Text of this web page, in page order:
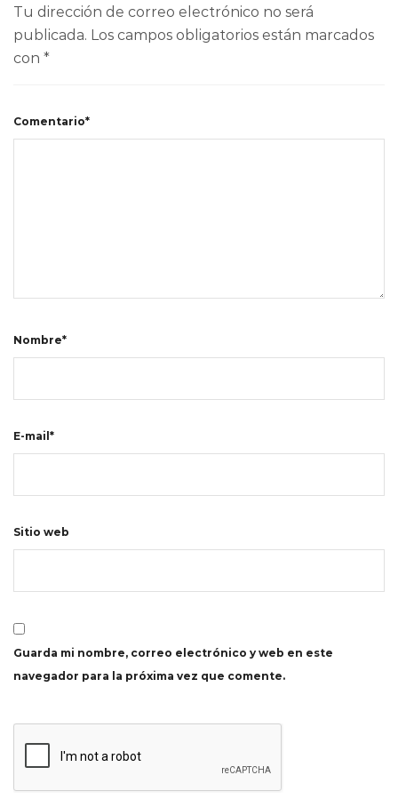
Tu dirección de correo electrónico no será
publicada. Los campos obligatorios están marcados
con *
Comentario*
Nombre*
E-mail*
Sitio web
Guarda mi nombre, correo electrónico y web en este
navegador para la próxima vez que comente.